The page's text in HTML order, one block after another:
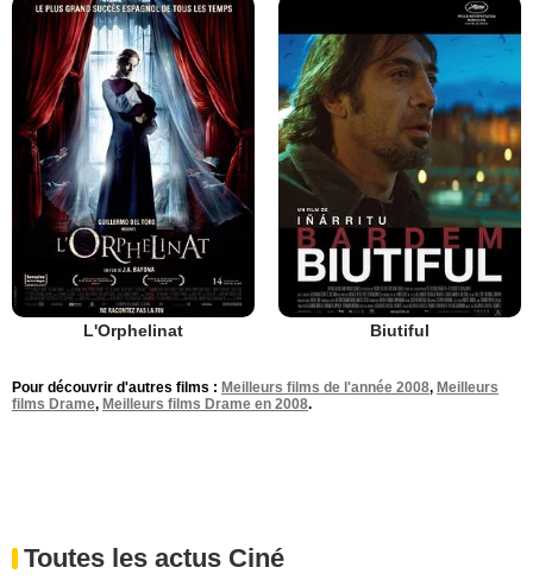
L'Orphelinat Biutiful
Pour découvrir d'autres films : Meilleurs films de l'année 2008, Meilleurs
films Drame, Meilleurs films Drame en 2008.
Toutes les actus Ciné